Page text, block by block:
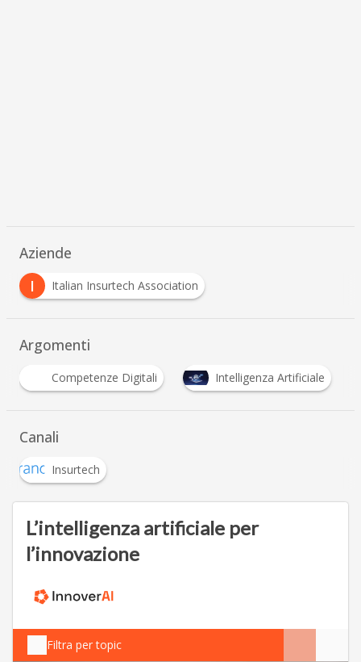
Aziende
I
Italian Insurtech Association
Argomenti
Competenze Digitali Intelligenza Artificiale
Canali
Insurtech
L’intelligenza artificiale per
l’innovazione
Filtra per topic